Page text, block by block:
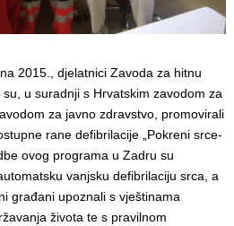
2015., djelatnici Zavoda za hitnu
u suradnji s Hrvatskim zavodom za
za javno zdravstvo, promovirali
rane defibrilacije „Pokreni srce-
ovog programa u Zadru su
vanjsku defibrilaciju srca, a
građani upoznali s vještinama
života te s pravilnom